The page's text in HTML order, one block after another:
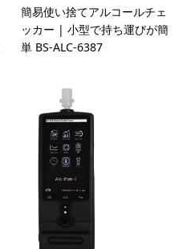
簡易使い捨てアルコールチェ
ッカー | 小型で持ち運びが簡
単 BS-ALC-6387